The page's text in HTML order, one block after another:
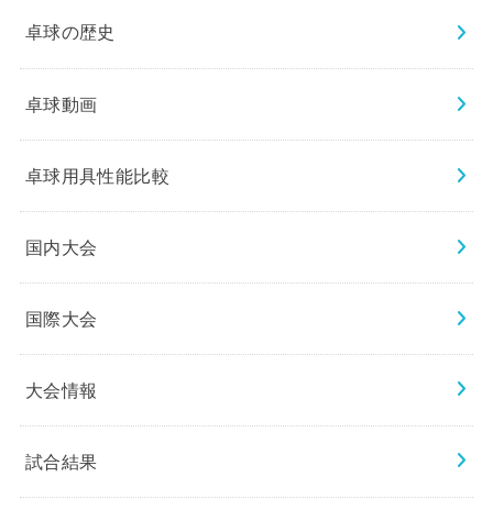
卓球の歴史
卓球動画
卓球用具性能比較
国内大会
国際大会
大会情報
試合結果